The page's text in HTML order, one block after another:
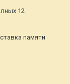
12
памяти